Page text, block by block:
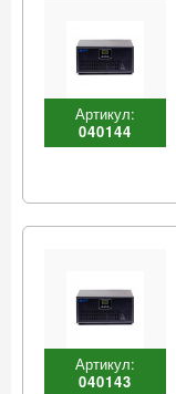
Артикул:
040144
Артикул:
040143